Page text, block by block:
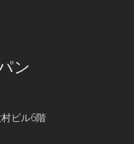
ン
ビル6階